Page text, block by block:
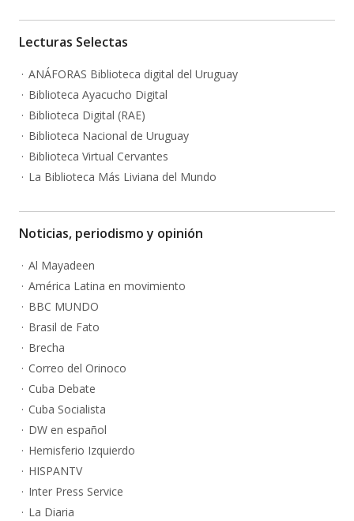
Lecturas Selectas
ANÁFORAS Biblioteca digital del Uruguay
Biblioteca Ayacucho Digital
Biblioteca Digital (RAE)
Biblioteca Nacional de Uruguay
Biblioteca Virtual Cervantes
La Biblioteca Más Liviana del Mundo
Noticias, periodismo y opinión
Al Mayadeen
América Latina en movimiento
BBC MUNDO
Brasil de Fato
Brecha
Correo del Orinoco
Cuba Debate
Cuba Socialista
DW en español
Hemisferio Izquierdo
HISPANTV
Inter Press Service
La Diaria